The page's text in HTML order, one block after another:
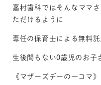
嘉村歯科ではそんなママ
ただけるように
専任の保育士による無料託
生後間もない0歳児のお子
《マザーズデーの一コマ》